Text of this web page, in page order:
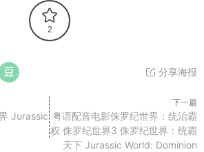
2
分享海报
Jurassic
下一篇
粤语配音电影侏罗纪世界：统治霸
权 侏罗纪世界3 侏罗纪世界：统霸
天下 Jurassic World: Dominion